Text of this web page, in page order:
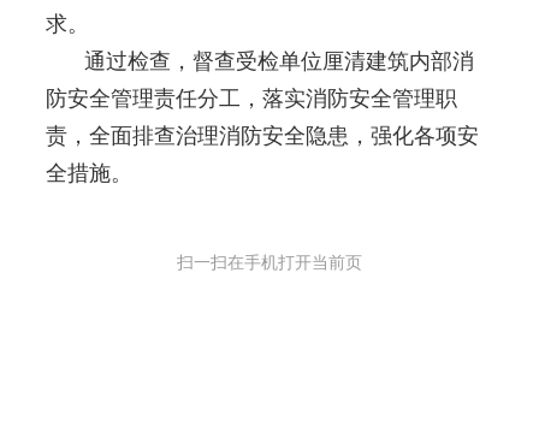
求。
通过检查，督查受检单位厘清建筑内部消
防安全管理责任分工，落实消防安全管理职
责，全面排查治理消防安全隐患，强化各项安
全措施。
扫一扫在手机打开当前页